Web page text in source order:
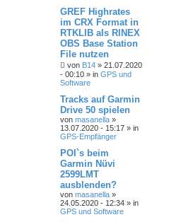
GREF Highrates
im CRX Format in
RTKLIB als RINEX
OBS Base Station
File nutzen
von B14 » 21.07.2020
- 00:10 » in GPS und
Software
Tracks auf Garmin
Drive 50 spielen
von masanella »
13.07.2020 - 15:17 » in
GPS-Empfänger
POI`s beim
Garmin Nüvi
2599LMT
ausblenden?
von masanella »
24.05.2020 - 12:34 » in
GPS und Software